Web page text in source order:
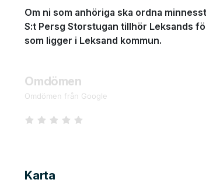
Om ni som anhöriga ska ordna
S:t Persg Storstugan tillhör Leksands
som ligger i Leksand kommun.
Omdömen
Omdömen från Google
Karta